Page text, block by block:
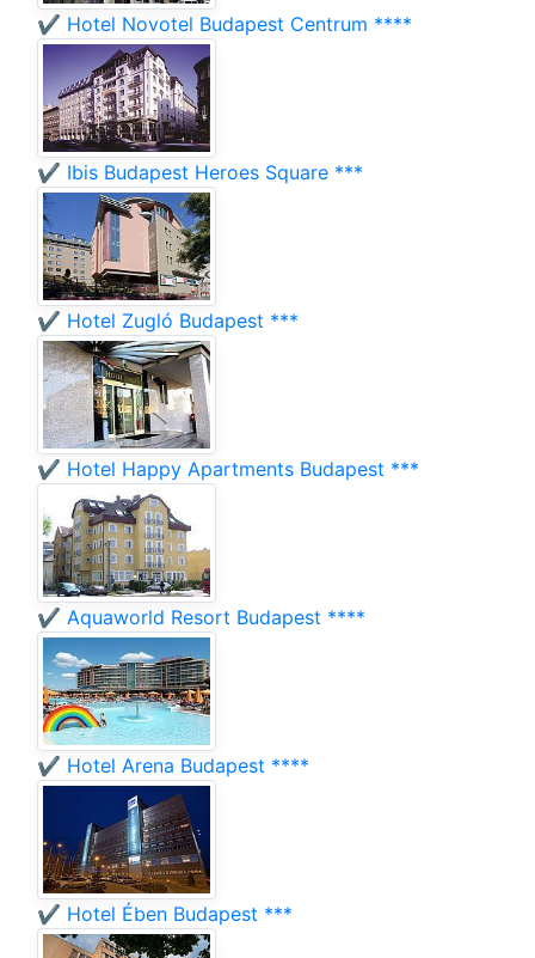
✔️ Hotel Novotel Budapest Centrum ****
✔️ Ibis Budapest Heroes Square ***
✔️ Hotel Zugló Budapest ***
✔️ Hotel Happy Apartments Budapest ***
✔️ Aquaworld Resort Budapest ****
✔️ Hotel Arena Budapest ****
✔️ Hotel Ében Budapest ***